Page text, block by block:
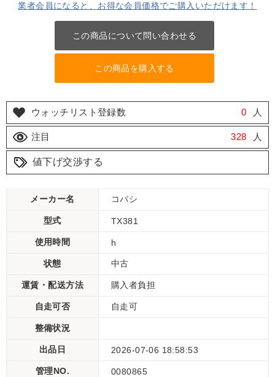
業者会員になると、お得な会員価格でご購入いただけます！
この商品について問い合わせる
この商品を購入する
ウォッチリスト登録数 0 人
注目 328 人
値下げ交渉する
メーカー名 コバシ
型式 TX381
使用時間 h
状態 中古
運賃・配送方法 購入者負担
自走可否 自走可
整備状況
出品日 2026-07-06 18:58:53
管理NO. 0080865